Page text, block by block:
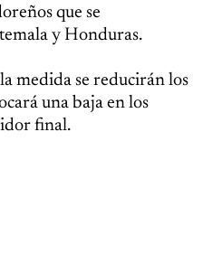
que se
y Honduras.
medida se reducirán los
una baja en los
final.